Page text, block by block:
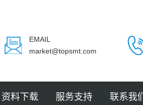
EMAIL
market@topsmt.com
资料下载 服务支持 联系我